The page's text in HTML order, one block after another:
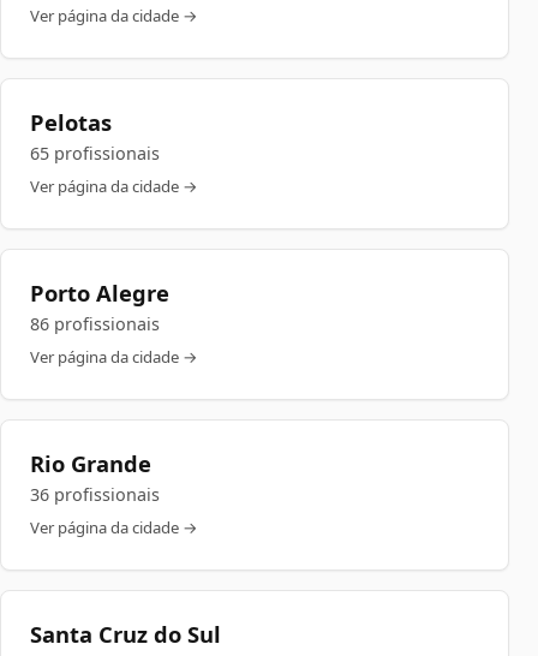
Ver página da cidade →
Pelotas
65 profissionais
Ver página da cidade →
Porto Alegre
86 profissionais
Ver página da cidade →
Rio Grande
36 profissionais
Ver página da cidade →
Santa Cruz do Sul